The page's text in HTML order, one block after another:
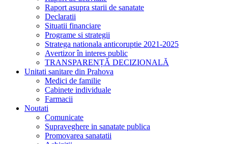
Raport asupra starii de sanatate
Declaratii
Situatii financiare
Programe si strategii
Stratega nationala anticoruptie 2021-2025
Avertizor în interes public
TRANSPARENȚĂ DECIZIONALĂ
Unitati sanitare din Prahova
Medici de familie
Cabinete individuale
Farmacii
Noutati
Comunicate
Supraveghere in sanatate publica
Promovarea sanatatii